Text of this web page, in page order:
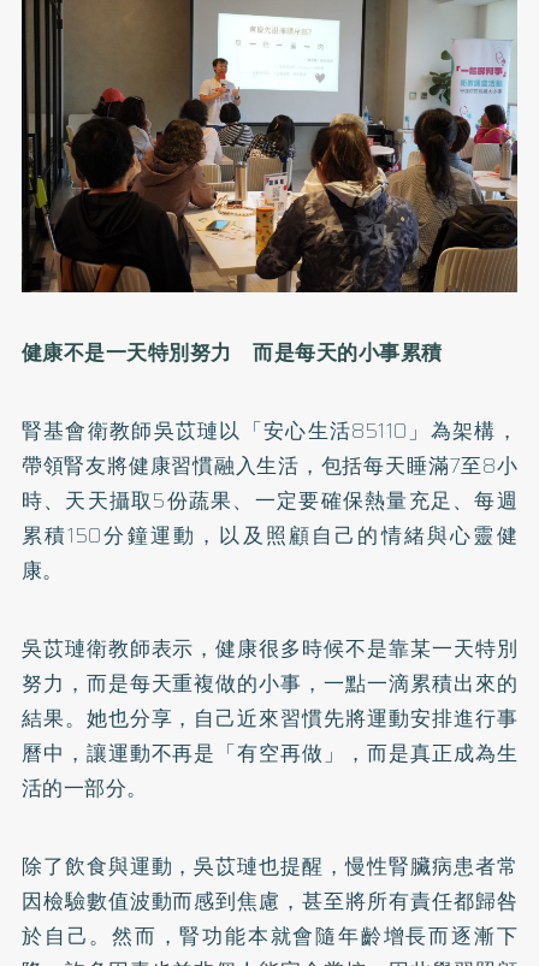
健康不是一天特別努力 而是每天的小事累積
腎基會衛教師吳苡璉以「安心生活85110」為架構，
帶領腎友將健康習慣融入生活，包括每天睡滿7至8小
時、天天攝取5份蔬果、一定要確保熱量充足、每週
累積150分鐘運動，以及照顧自己的情緒與心靈健
康。
吳苡璉衛教師表示，健康很多時候不是靠某一天特別
努力，而是每天重複做的小事，一點一滴累積出來的
結果。她也分享，自己近來習慣先將運動安排進行事
曆中，讓運動不再是「有空再做」，而是真正成為生
活的一部分。
除了飲食與運動，吳苡璉也提醒，慢性腎臟病患者常
因檢驗數值波動而感到焦慮，甚至將所有責任都歸咎
於自己。然而，腎功能本就會隨年齡增長而逐漸下